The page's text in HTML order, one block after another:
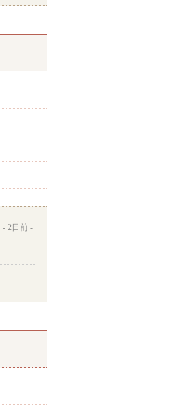
2日前